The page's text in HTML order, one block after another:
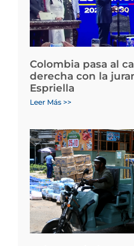
Colombia pasa al
derecha con la
Espriella
Leer Más >>